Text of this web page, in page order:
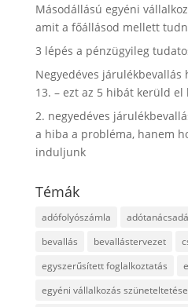
Másodállású egyéni
amit a főállásod mellett
3 lépés a pénzügyileg
Negyedéves
13. – ezt az 5 hibát kerüld el
2. negyedéves
a hiba a probléma, hanem
induljunk
Témák
adófolyószámla
bevallás
bevallástervezet
egyszerűsített foglalkoztatás
egyéni vállalkozás szüneteltetése